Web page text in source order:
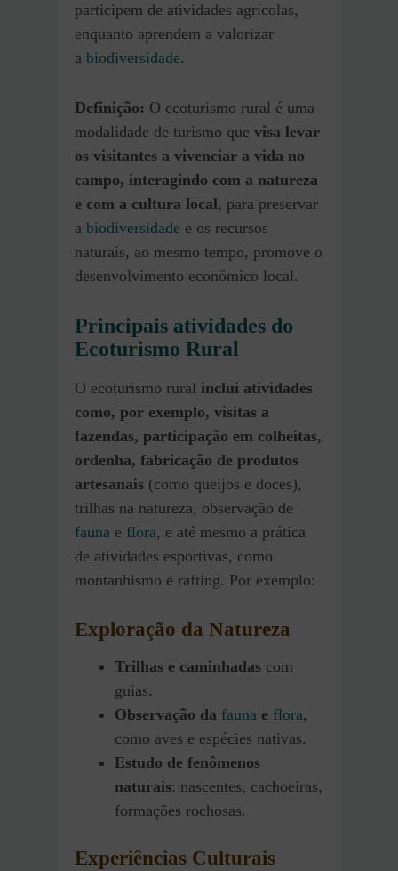
participem de atividades agrícolas,
enquanto aprendem a valorizar
a biodiversidade.
Definição: O ecoturismo rural é uma
modalidade de turismo que visa levar
os visitantes a vivenciar a vida no
campo, interagindo com a natureza
e com a cultura local, para preservar
a biodiversidade e os recursos
naturais, ao mesmo tempo, promove o
desenvolvimento econômico local.
Principais atividades do
Ecoturismo Rural
O ecoturismo rural inclui atividades
como, por exemplo, visitas a
fazendas, participação em colheitas,
ordenha, fabricação de produtos
artesanais (como queijos e doces),
trilhas na natureza, observação de
fauna e flora, e até mesmo a prática
de atividades esportivas, como
montanhismo e rafting. Por exemplo:
Exploração da Natureza
Trilhas e caminhadas com
guias.
Observação da fauna e flora,
como aves e espécies nativas.
Estudo de fenômenos
naturais: nascentes, cachoeiras,
formações rochosas.
Experiências Culturais